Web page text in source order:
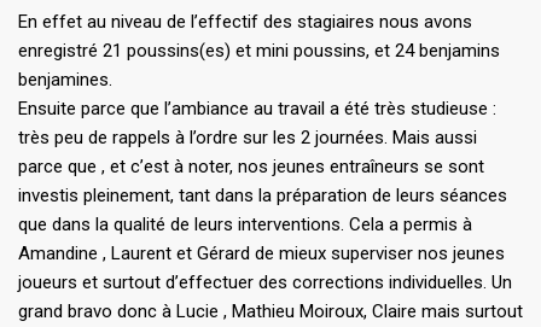
En effet au niveau de l’effectif des stagiaires nous avons
enregistré 21 poussins(es) et mini poussins, et 24 benjamins
benjamines.
Ensuite parce que l’ambiance au travail a été très studieuse :
très peu de rappels à l’ordre sur les 2 journées. Mais aussi
parce que , et c’est à noter, nos jeunes entraîneurs se sont
investis pleinement, tant dans la préparation de leurs séances
que dans la qualité de leurs interventions. Cela a permis à
Amandine , Laurent et Gérard de mieux superviser nos jeunes
joueurs et surtout d’effectuer des corrections individuelles. Un
grand bravo donc à Lucie , Mathieu Moiroux, Claire mais surtout